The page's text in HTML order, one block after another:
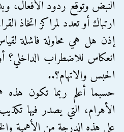
النبض وتوقع ردود الأفعال،
ارتباك أو تعدد لمراكز اتخاذ
إذن هل هي محاولة فاشلة
انعكاس للاضطراب الداخلي؟
الحبس والاتهام؟..
حسبما أعلم ربما تكون هذه
الأهرام، التي يصدر فيها
على هذه الدرجة من الأهمية